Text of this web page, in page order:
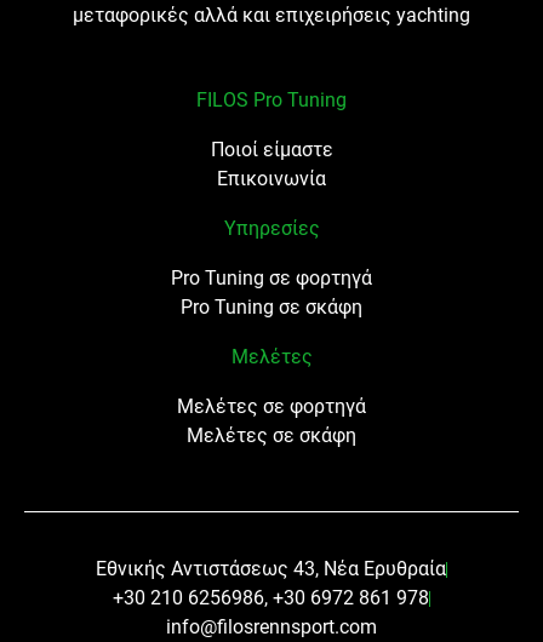
μεταφορικές αλλά και επιχειρήσεις yachting
FILOS Pro Tuning
Ποιοί είμαστε
Επικοινωνία
Υπηρεσίες
Pro Tuning σε φορτηγά
Pro Tuning σε σκάφη
Μελέτες
Μελέτες σε φορτηγά
Μελέτες σε σκάφη
Εθνικής Αντιστάσεως 43, Νέα Ερυθραία
+30 210 6256986, +30 6972 861 978
info@filosrennsport.com